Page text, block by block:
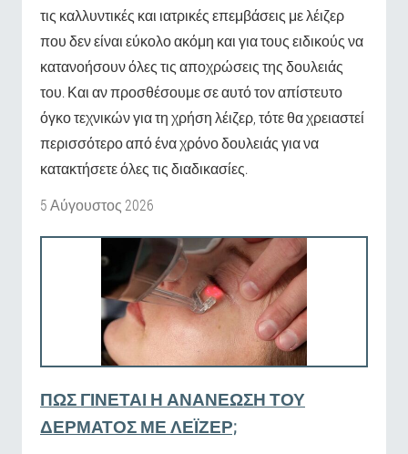
τις καλλυντικές και ιατρικές επεμβάσεις με λέιζερ
που δεν είναι εύκολο ακόμη και για τους ειδικούς να
κατανοήσουν όλες τις αποχρώσεις της δουλειάς
του. Και αν προσθέσουμε σε αυτό τον απίστευτο
όγκο τεχνικών για τη χρήση λέιζερ, τότε θα χρειαστεί
περισσότερο από ένα χρόνο δουλειάς για να
κατακτήσετε όλες τις διαδικασίες.
5 Αύγουστος 2026
ΠΏΣ ΓΊΝΕΤΑΙ Η ΑΝΑΝΈΩΣΗ ΤΟΥ
ΔΈΡΜΑΤΟΣ ΜΕ ΛΈΙΖΕΡ;